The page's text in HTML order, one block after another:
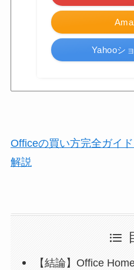
Yahooシ
Officeの買い方完全ガイ
解説
【結論】Office